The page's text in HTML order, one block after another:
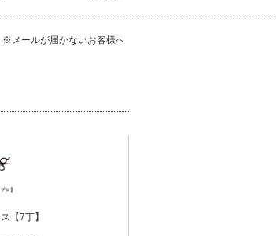
※メールが届かないお客様へ
【7丁】